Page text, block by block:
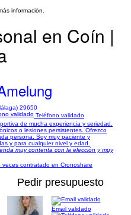
información.
en Coín |
29650
Teléfono validado
de mucha experiencia y seriedad.
o lesiones persistentes. Ofrezco
persona. Soy muy paciente y
y para cualquier nivel y edad.
muy contenta con la elección y muy
veces contratado en Cronoshare
Pedir presupuesto
Email validado